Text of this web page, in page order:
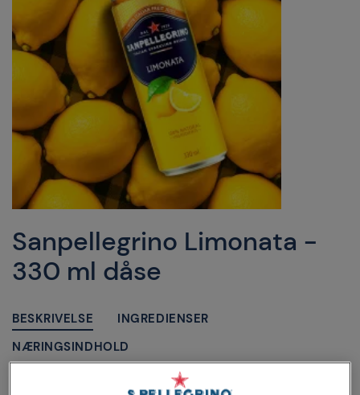
Sanpellegrino Limonata -
330 ml dåse
BESKRIVELSE
INGREDIENSER
NÆRINGSINDHOLD
Sanpellegrino Limonata er den autentiske, helt naturlige